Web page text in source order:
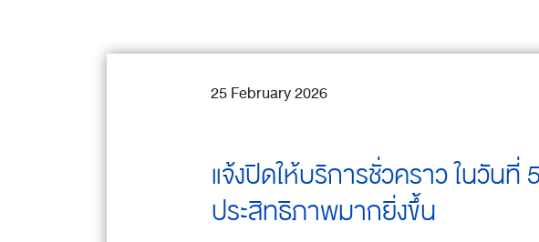
25 February 2026
แจ้งปิดให้บริการชั่วคราว ในวัน
ประสิทธิภาพมากยิ่งขึ้น